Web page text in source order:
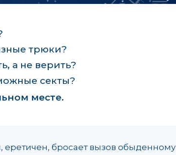
трюки?
а не верить?
секты?
месте.
бросает вызов обыденному